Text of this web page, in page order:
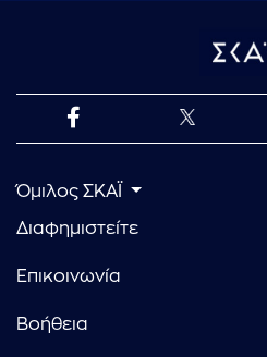
Όμιλος ΣΚΑΪ
Διαφημιστείτε
Επικοινωνία
Βοήθεια